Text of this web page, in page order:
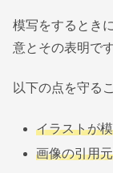
模写をするとき
意とその表明です
以下の点を守る
イラストが
画像の引用